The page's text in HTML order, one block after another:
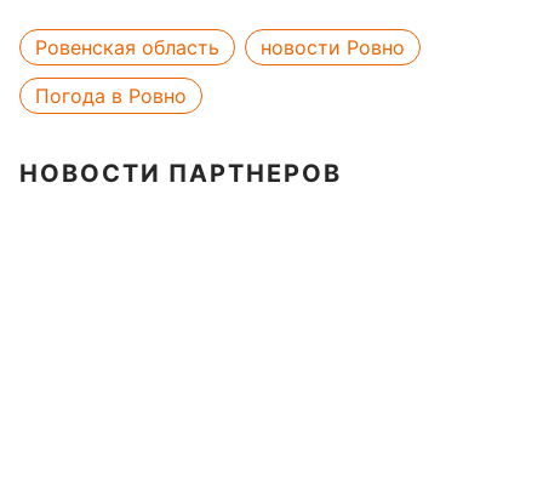
Ровенская область
новости Ровно
Погода в Ровно
НОВОСТИ ПАРТНЕРОВ